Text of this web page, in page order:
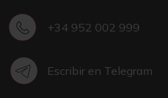
+34 952 002 999
Escribir en Telegram